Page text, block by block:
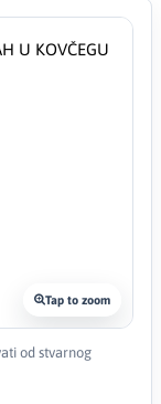
Tap to zoom
od stvarnog